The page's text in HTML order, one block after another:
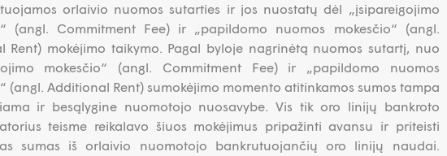
orlaivio nuomos sutarties ir jos nuostatų dėl „įsipareigojimo
(angl. Commitment Fee) ir „papildomo nuomos mokesčio“ (angl.
Rent) mokėjimo taikymo. Pagal byloje nagrinėtą nuomos sutartį, nuo
mokesčio“ (angl. Commitment Fee) ir „papildomo nuomos
(angl. Additional Rent) sumokėjimo momento atitinkamos sumos tampa
ir besąlygine nuomotojo nuosavybe. Vis tik oro linijų bankroto
teisme reikalavo šiuos mokėjimus pripažinti avansu ir priteisti
sumas iš orlaivio nuomotojo bankrutuojančių oro linijų naudai.